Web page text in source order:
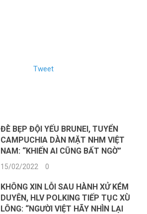
Tweet
ĐÈ BẸP ĐỘI YẾU BRUNEI, TUYỂN
CAMPUCHIA DÀN MẶT NHM VIỆT
NAM: “KHIẾN AI CŨNG BẤT NGỜ”
15/02/2022 0
KHÔNG XIN LỖI SAU HÀNH XỬ KÉM
DUYÊN, HLV POLKING TIẾP TỤC XÙ
LÔNG: “NGƯỜI VIỆT HÃY NHÌN LẠI